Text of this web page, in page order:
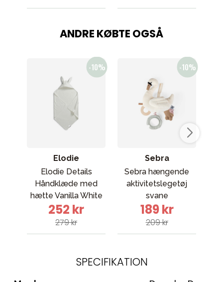
ANDRE KØBTE OGSÅ
Elodie
Elodie Details
Håndklæde med
hætte Vanilla White
Bunny
252 kr
279 kr
Sebra
Sebra hængende
aktivitetslegetøj
svane
189 kr
209 kr
SPECIFIKATION